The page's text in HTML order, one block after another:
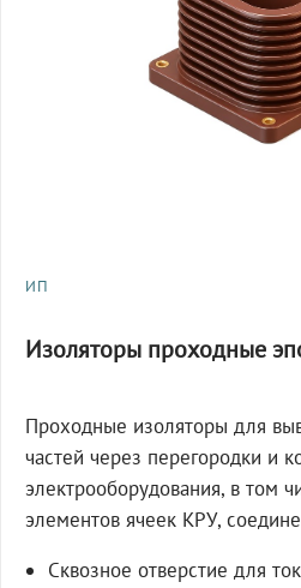
ИП
Изоляторы проходные
Проходные изоляторы для
частей через перегородки и
электрооборудования, в том
элементов ячеек КРУ,
Сквозное отверстие для